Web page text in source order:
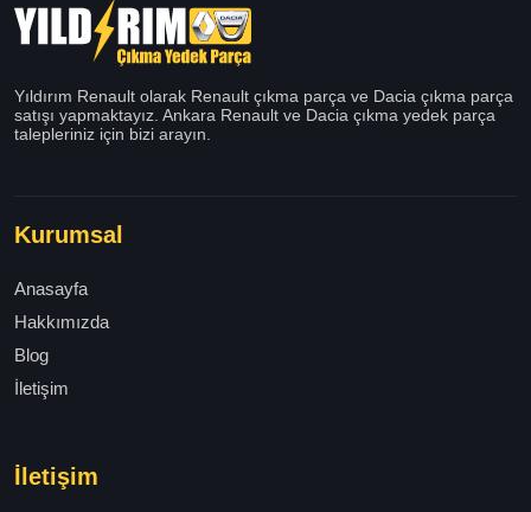
Yıldırım Renault olarak Renault çıkma parça ve Dacia çıkma parça
satışı yapmaktayız. Ankara Renault ve Dacia çıkma yedek parça
talepleriniz için bizi arayın.
Kurumsal
Anasayfa
Hakkımızda
Blog
İletişim
İletişim